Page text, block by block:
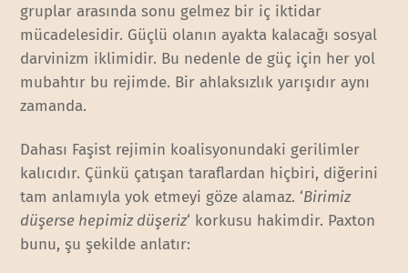
gruplar arasında sonu gelmez bir iç iktidar
mücadelesidir. Güçlü olanın ayakta kalacağı sosyal
darvinizm iklimidir. Bu nedenle de güç için her yol
mubahtır bu rejimde. Bir ahlaksızlık yarışıdır aynı
zamanda.
Dahası Faşist rejimin koalisyonundaki gerilimler
kalıcıdır. Çünkü çatışan taraflardan hiçbiri, diğerini
tam anlamıyla yok etmeyi göze alamaz. ‘Birimiz
düşerse hepimiz düşeriz‘ korkusu hakimdir. Paxton
bunu, şu şekilde anlatır: